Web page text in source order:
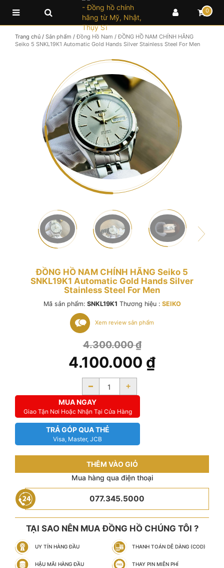
0
Trang chủ / Sản phẩm / Đồng Hồ Nam / ĐỒNG HỒ NAM CHÍNH HÃNG
Seiko 5 SNKL19K1 Automatic Gold Hands Silver Stainless Steel For Men
ĐỒNG HỒ NAM CHÍNH HÃNG Seiko 5
SNKL19K1 Automatic Gold Hands Silver
Stainless Steel For Men
Mã sản phẩm: SNKL19K1 Thương hiệu : SEIKO
Xem review sản phẩm
4.300.000₫
4.100.000 ₫
- +
MUA NGAY
Giao Tận Nơi Hoặc Nhận Tại Cửa Hàng
TRẢ GÓP QUA THẺ
Visa, Master, JCB
THÊM VÀO GIỎ
Mua hàng qua điện thoại
077.345.5000
TẠI SAO NÊN MUA ĐỒNG HỒ CHÚNG TÔI ?
UY TÍN HÀNG ĐẦU THANH TOÁN DỄ DÀNG (COD)
HẬU MÃI HÀNG ĐẦU THAY PIN MIỄN PHÍ